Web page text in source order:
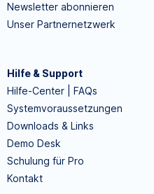
Newsletter abonnieren
Unser Partnernetzwerk
Hilfe & Support
Hilfe-Center | FAQs
Systemvoraussetzungen
Downloads & Links
Demo Desk
Schulung für Pro
Kontakt